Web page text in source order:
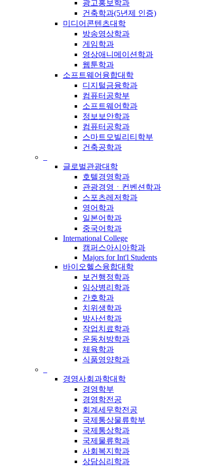
광고홍보학과
건축학과(5년제 인증)
미디어콘텐츠대학
방송영상학과
게임학과
영상애니메이션학과
웹툰학과
소프트웨어융합대학
디지털금융학과
컴퓨터공학부
소프트웨어학과
정보보안학과
컴퓨터공학과
스마트모빌리티학부
건축공학과
글로벌관광대학
호텔경영학과
관광경영ㆍ컨벤션학과
스포츠레저학과
영어학과
일본어학과
중국어학과
International College
캠퍼스아시아학과
Majors for Int'l Students
바이오헬스융합대학
보건행정학과
임상병리학과
간호학과
치위생학과
방사선학과
작업치료학과
운동처방학과
체육학과
식품영양학과
경영사회과학대학
경영학부
경영학전공
회계세무학전공
국제통상물류학부
국제통상학과
국제물류학과
사회복지학과
상담심리학과